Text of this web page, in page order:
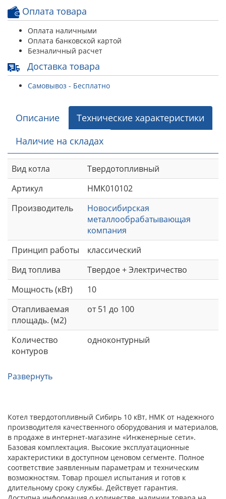
Оплата товара
Оплата наличными
Оплата банковской картой
Безналичный расчет
Доставка товара
Самовывоз - Бесплатно
Описание
Технические характеристики
Наличие на складах
Вид котла
Твердотопливный
Артикул
НМК010102
Производитель
Новосибирская
металлообрабатывающая
компания
Принцип работы
классический
Вид топлива
Твердое + Электричество
Мощность (кВт)
10
Отапливаемая
площадь. (м2)
от 51 до 100
Количество
контуров
одноконтурный
Развернуть
Котел твердотопливный Сибирь 10 кВт, НМК от надежного
производителя качественного оборудования и материалов,
в продаже в интернет-магазине «Инженерные сети».
Базовая комплектация. Высокие эксплуатационные
характеристики в доступном ценовом сегменте. Полное
соответствие заявленным параметрам и техническим
возможностям. Товар прошел испытания и готов к
длительному сроку службы. Действует гарантия.